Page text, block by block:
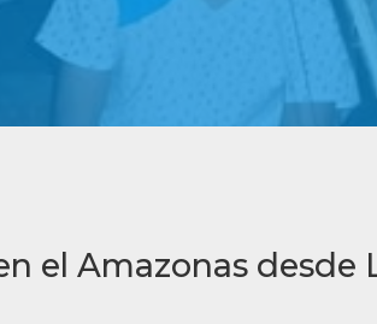
el Amazonas desde